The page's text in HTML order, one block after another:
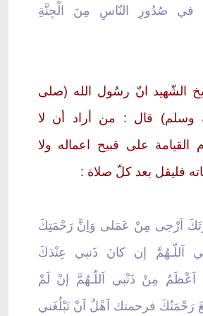
في صُدُورِ النّاسِ مِنَ الْجِنَّةِ
الشّهيد انّ رسُول الله (صلى
وسلم) قال : من أراد أن لا
القيامة على قبيح اعماله ولا
فليقل بعد كلّ صلاة :
اَرْجى مِنْ عَمَلى وَاِنَّ رَحْمَتِكَ
اَللّـهُمَّ إن كانَ ذَنبي عِنْدَكَ
اَعْظَمُ مِنْ ذَنْبي اَللّـهُمَّ إنْ لَمْ
رَحْمَتُكَ فرحمتك اَهْلٌ اَنْ تَبْلُغَني